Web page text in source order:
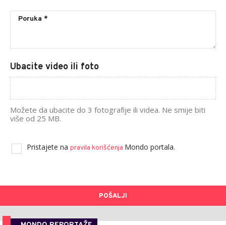
Ubacite video ili foto
Možete da ubacite do 3 fotografije ili videa. Ne smije biti
više od 25 MB.
Pristajete na pravila korišćenja Mondo portala.
POŠALJI